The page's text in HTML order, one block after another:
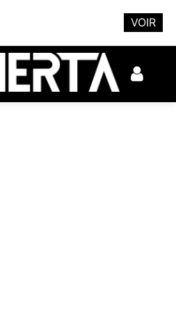
VOIR